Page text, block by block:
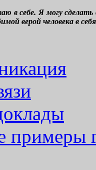
в себе. Я могу
верой человека в
примеры